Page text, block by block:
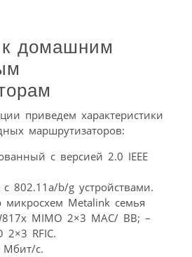
домашним
приведем характеристики
маршрутизаторов:
с версией 2.0 IEEE
с 802.11a/b/g устройствами.
микросхем Metalink семья
MIMO 2×3 МАС/ BB; –
2×3 RFIC.
Мбит/с.